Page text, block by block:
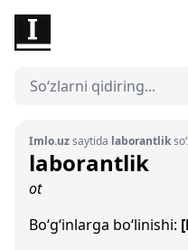
Imlo.uzsaytida laborantlik
laborantlik
ot
Bo‘g‘inlarga bo‘linishi: